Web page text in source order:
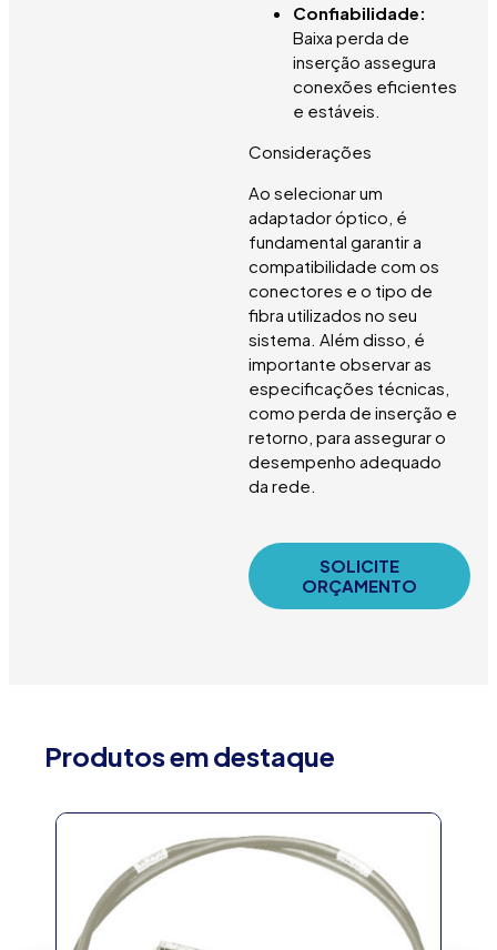
Confiabilidade:
Baixa perda de
inserção assegura
conexões eficientes
e estáveis.
Considerações
Ao selecionar um
adaptador óptico, é
fundamental garantir a
compatibilidade com os
conectores e o tipo de
fibra utilizados no seu
sistema. Além disso, é
importante observar as
especificações técnicas,
como perda de inserção e
retorno, para assegurar o
desempenho adequado
da rede.
SOLICITE
ORÇAMENTO
Produtos em destaque